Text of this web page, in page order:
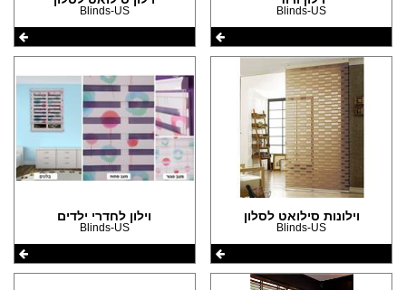
Blinds-US
Blinds-US
וילונות סילואט לסלון
Blinds-US
וילון לחדרי ילדים
Blinds-US